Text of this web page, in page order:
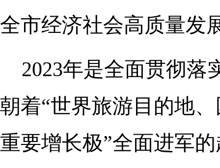
全市经济社会高质量发
2023年是全面贯彻落
朝着“世界旅游目的地
重要增长极”全面进军